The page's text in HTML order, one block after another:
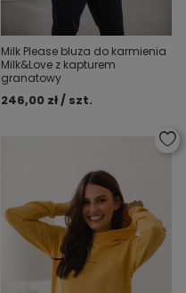
Milk Please bluza do karmienia
Milk&Love z kapturem
granatowy
246,00 zł / szt.